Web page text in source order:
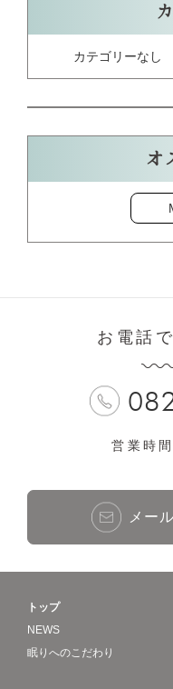
カテゴリーなし
オ
お電話
営業時
メー
トップ
NEWS
眠りへのこだわり